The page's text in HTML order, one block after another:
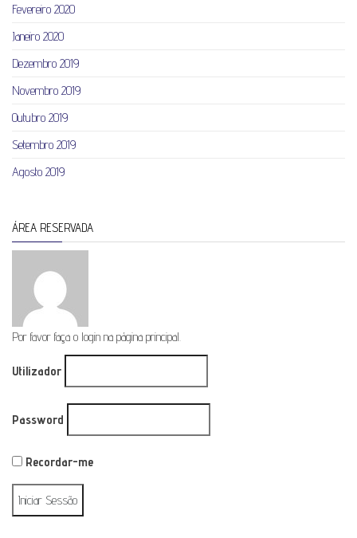
Fevereiro 2020
Janeiro 2020
Dezembro 2019
Novembro 2019
Outubro 2019
Setembro 2019
Agosto 2019
ÁREA RESERVADA
Por favor faça o login na página principal.
Utilizador
Password
Recordar-me